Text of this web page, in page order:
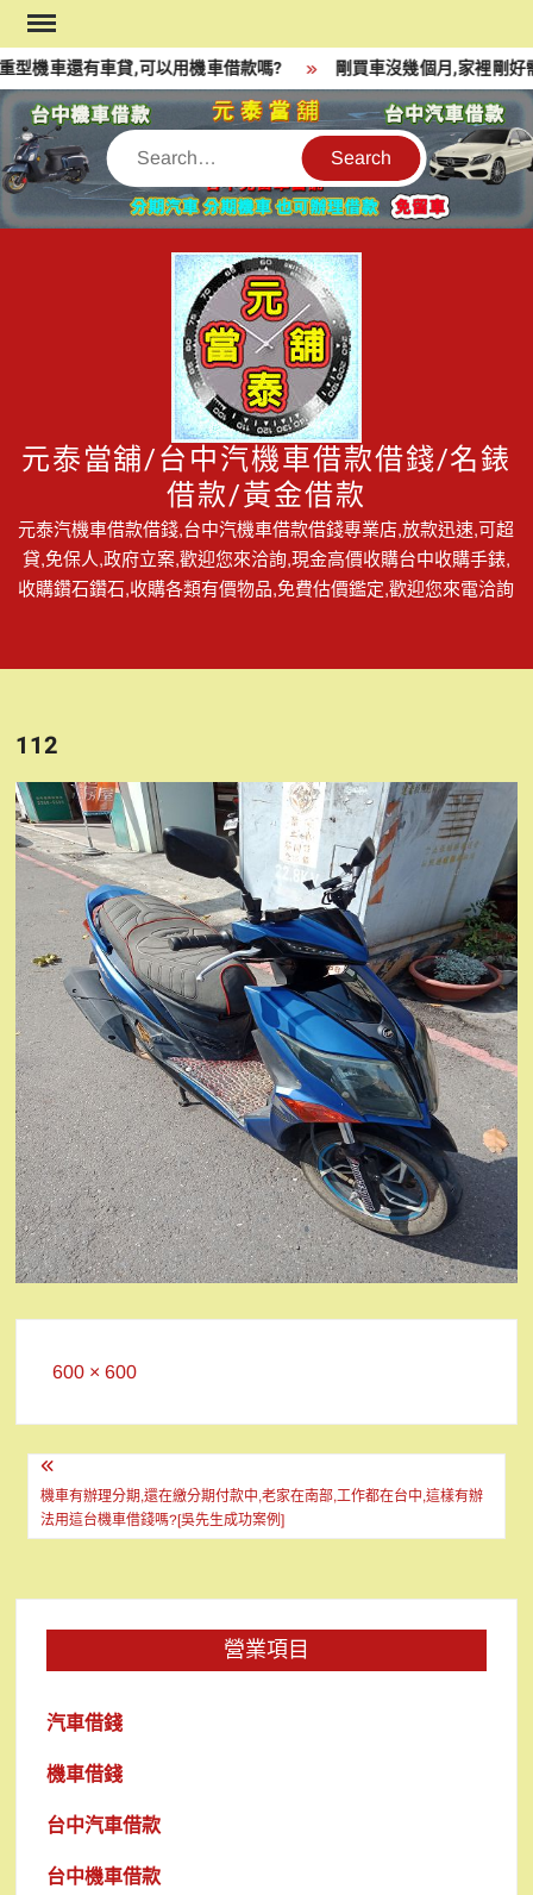
Skip
to
content
型機車還有車貸,可以用機車借款嗎? 剛買車沒幾個月,家裡剛好
Search
元泰當舖/台中汽機車借款借錢/名錶
借款/黃金借款
元泰汽機車借款借錢,台中汽機車借款借錢專業店,放款迅速,可超
貸,免保人,政府立案,歡迎您來洽詢,現金高價收購台中收購手錶,
收購鑽石鑽石,收購各類有價物品,免費估價鑑定,歡迎您來電洽詢
112
Full
600 × 600
文
章
導
覽
機車有辦理分期,還在繳分期付款中,老家在南部,工作都在台中,這樣有辦
法用這台機車借錢嗎?[吳先生成功案例]
營業項目
汽車借錢
機車借錢
台中汽車借款
台中機車借款